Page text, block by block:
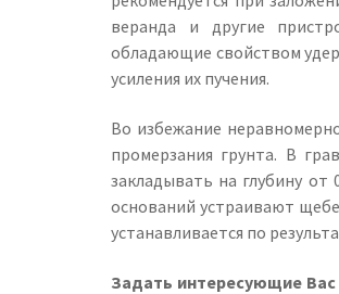
веранда и другие
обладающие свойством
усиления их пучения.
Во избежание
промерзания грунта. В
закладывать на глубину
оснований устраивают
устанавливается по
Задать интересующие